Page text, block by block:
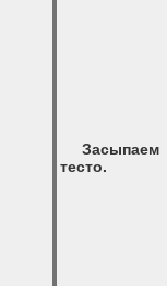
тесто.